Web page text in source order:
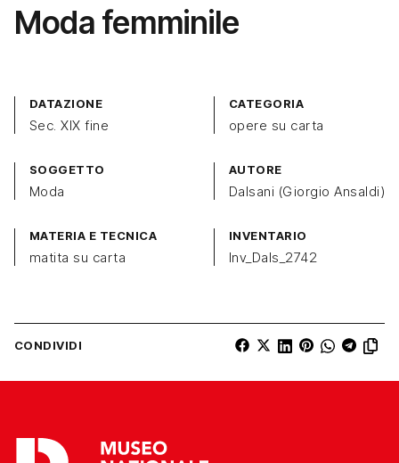
Moda femminile
DATAZIONE
Sec. XIX fine
CATEGORIA
opere su carta
SOGGETTO
Moda
AUTORE
Dalsani (Giorgio Ansaldi)
MATERIA E TECNICA
matita su carta
INVENTARIO
Inv_Dals_2742
CONDIVIDI